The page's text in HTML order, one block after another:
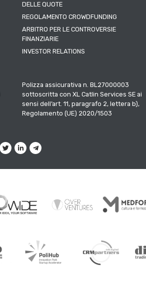
DELLE QUOTE
REGOLAMENTO CROWDFUNDING
ARBITRO PER LE CONTROVERSIE
FINANZIARIE
INVESTOR RELATIONS
Polizza assicurativa n. BL27000003
sottoscritta con XL Catlin Services SE ai
sensi dell’art. 11, paragrafo 2, lettera b),
Regolamento (UE) 2020/1503